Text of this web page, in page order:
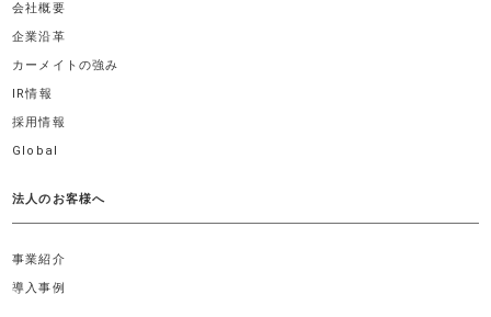
会社概要
企業沿革
カーメイトの強み
IR情報
採用情報
Global
法人のお客様へ
事業紹介
導入事例